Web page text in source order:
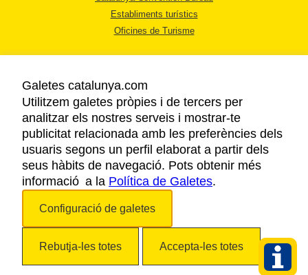
Establiments turístics
Oficines de Turisme
AVÍS LEGAL
POLÍTICA DE PRIVACITAT
COOKIES
ACCESSIBILITAT
Galetes catalunya.com
Utilitzem galetes pròpies i de tercers per
analitzar els nostres serveis i mostrar-te
publicitat relacionada amb les preferències dels
usuaris segons un perfil elaborat a partir dels
seus hàbits de navegació. Pots obtenir més
informació a la Política de Galetes.
Configuració de galetes
Rebutja-les totes Accepta-les totes